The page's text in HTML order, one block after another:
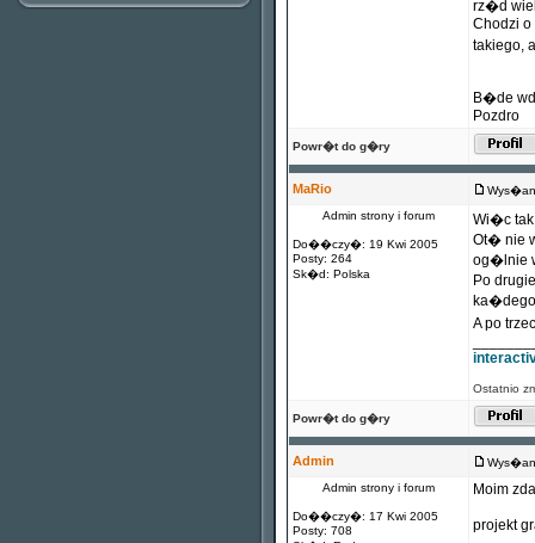
rz�d
Chodzi o
takiego,
B�de
Pozdro
Powr�t do g�ry
MaRio
Admin strony i forum
Do��czy�: 19 Kwi 2005
Posty: 264
Sk�d: Polska
Wi�c
Ot� nie
og�lnie
Po
A po
Ostatnio
Powr�t do g�ry
Admin
Admin strony i forum
Do��czy�: 17 Kwi 2005
Posty: 708
Moim
projekt